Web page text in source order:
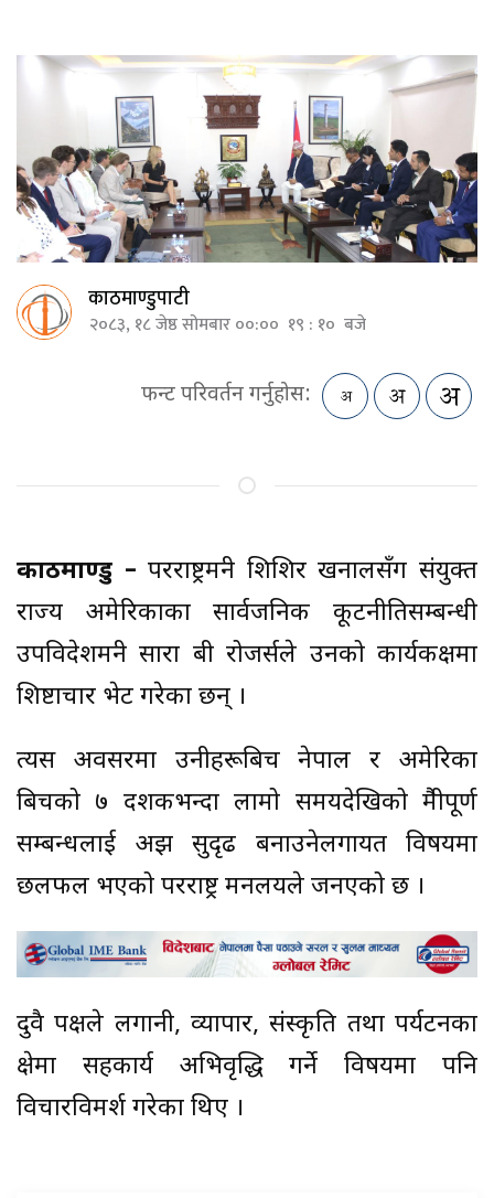
काठमाण्डुपाटी
२०८३, १८ जेष्ठ सोमबार ००:०० १९ : १० बजे
फन्ट परिवर्तन गर्नुहोस:
काठमाण्डु –परराष्ट्रमन्त्री शिशिर खनालसँग संयुक्त
राज्य अमेरिकाका सार्वजनिक कूटनीतिसम्बन्धी
उपविदेशमन्त्री सारा बी रोजर्सले उनको कार्यकक्षमा
शिष्टाचार भेट गरेका छन् ।
त्यस अवसरमा उनीहरूबिच नेपाल र अमेरिका
बिचको ७ दशकभन्दा लामो समयदेखिको मैत्रीपूर्ण
सम्बन्धलाई अझ सुदृढ बनाउनेलगायत विषयमा
छलफल भएको परराष्ट्र मन्त्रालयले जनएको छ ।
दुवै पक्षले लगानी, व्यापार, संस्कृति तथा पर्यटनका
क्षेत्रमा सहकार्य अभिवृद्धि गर्ने विषयमा पनि
विचारविमर्श गरेका थिए ।